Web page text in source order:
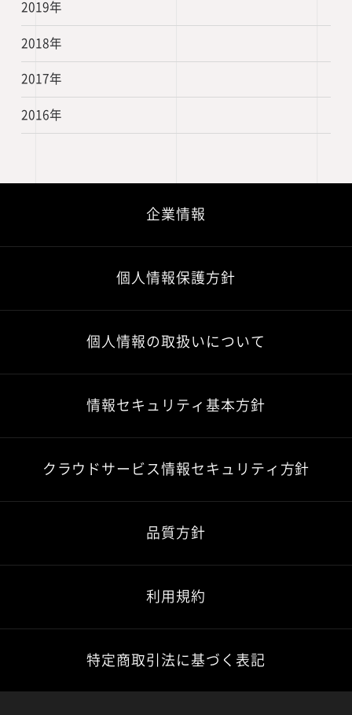
2019年
2018年
2017年
2016年
企業情報
個人情報保護方針
個人情報の取扱いについて
情報セキュリティ基本方針
クラウドサービス情報セキュリティ方針
品質方針
利用規約
特定商取引法に基づく表記